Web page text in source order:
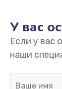
У вас
Если у вас
наши